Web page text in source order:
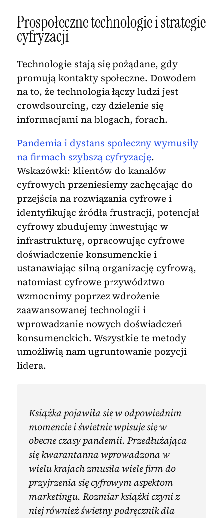
Prospołeczne technologie i strategie
cyfryzacji
Technologie stają się pożądane, gdy
promują kontakty społeczne. Dowodem
na to, że technologia łączy ludzi jest
crowdsourcing, czy dzielenie się
informacjami na blogach, forach.
Pandemia i dystans społeczny wymusiły
na firmach szybszą cyfryzację.
Wskazówki: klientów do kanałów
cyfrowych przeniesiemy zachęcając do
przejścia na rozwiązania cyfrowe i
identyfikując­­ źródła frustracji, potencjał
cyfrowy zbudujemy inwestując w
infrastrukturę, opracowując cyfrowe
doświadczenie konsumenckie i
ustanawiając silną organizację cyfrową,
natomiast cyfrowe przywództwo
wzmocnimy poprzez wdrożenie
zaawansowanej technologii i
wprowadzanie nowych doświadczeń
konsumenckich. Wszystkie te metody
umożliwią nam ugruntowanie pozycji
lidera.
Książka pojawiła się w odpowiednim
momencie i świetnie wpisuje się w
obecne czasy pandemii. Przedłużająca
się kwarantanna wprowadzona w
wielu krajach zmusiła wiele firm do
przyjrzenia się cyfrowym aspektom
marketingu. Rozmiar książki czyni z
niej również świetny podręcznik dla